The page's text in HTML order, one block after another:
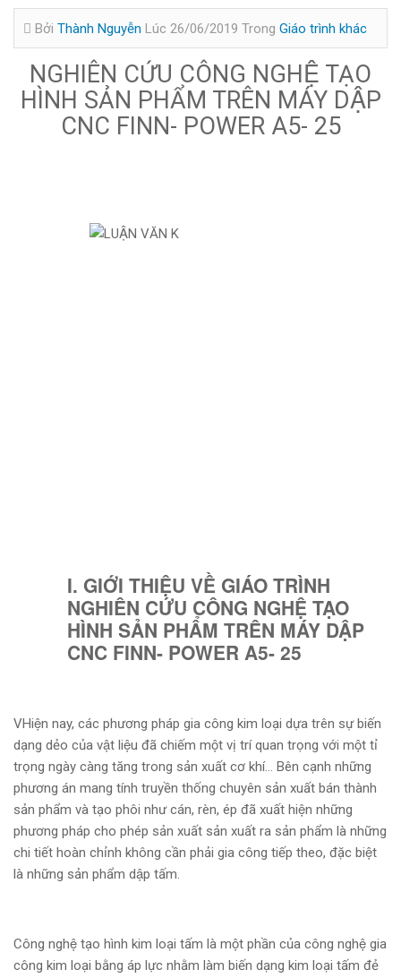
Bởi Thành Nguyễn Lúc 26/06/2019 Trong Giáo trình khác
NGHIÊN CỨU CÔNG NGHỆ TẠO
HÌNH SẢN PHẨM TRÊN MÁY DẬP
CNC FINN- POWER A5- 25
I. GIỚI THIỆU VỀ GIÁO TRÌNH
NGHIÊN CỨU CÔNG NGHỆ TẠO
HÌNH SẢN PHẨM TRÊN MÁY DẬP
CNC FINN- POWER A5- 25
VHiện nay, các phương pháp gia công kim loại dựa trên sự biến
dạng dẻo của vật liệu đã chiếm một vị trí quan trọng với một tỉ
trọng ngày càng tăng trong sản xuất cơ khí… Bên cạnh những
phương án mang tính truyền thống chuyên sản xuất bán thành
sản phẩm và tạo phôi như cán, rèn, ép đã xuất hiện những
phương pháp cho phép sản xuất sản xuất ra sản phẩm là những
chi tiết hoàn chỉnh không cần phải gia công tiếp theo, đặc biệt
là những sản phẩm dập tấm.
Công nghệ tạo hình kim loại tấm là một phần của công nghệ gia
công kim loại bằng áp lực nhằm làm biến dạng kim loại tấm đẻ